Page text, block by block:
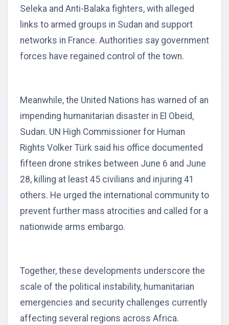
Seleka and Anti-Balaka fighters, with alleged
links to armed groups in Sudan and support
networks in France. Authorities say government
forces have regained control of the town.
Meanwhile, the United Nations has warned of an
impending humanitarian disaster in El Obeid,
Sudan. UN High Commissioner for Human
Rights Volker Türk said his office documented
fifteen drone strikes between June 6 and June
28, killing at least 45 civilians and injuring 41
others. He urged the international community to
prevent further mass atrocities and called for a
nationwide arms embargo.
Together, these developments underscore the
scale of the political instability, humanitarian
emergencies and security challenges currently
affecting several regions across Africa.